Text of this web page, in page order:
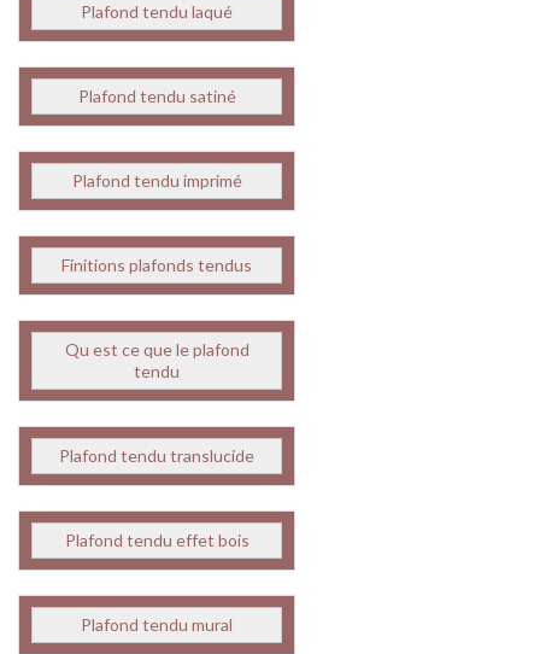
Plafond tendu laqué
Plafond tendu satiné
Plafond tendu imprimé
Finitions plafonds tendus
Qu est ce que le plafond
tendu
Plafond tendu translucide
Plafond tendu effet bois
Plafond tendu mural